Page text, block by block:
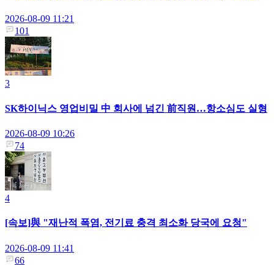
2026-08-09 11:21
101
3
SK하이닉스 영업비밀 中 회사에 넘긴 前직원…항소심도 실형
2026-08-09 10:26
74
4
[속보]與 "재난적 폭염, 전기료 충격 최소화 당국에 요청"
2026-08-09 11:41
66